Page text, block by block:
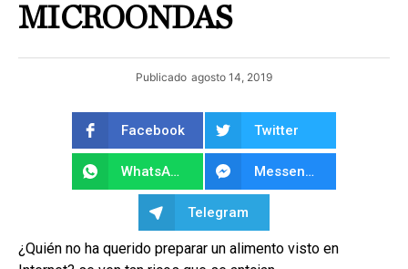
MICROONDAS
Publicado agosto 14, 2019
Facebook Twitter
WhatsApp Messenger
Telegram
¿Quién no ha querido preparar un alimento visto en